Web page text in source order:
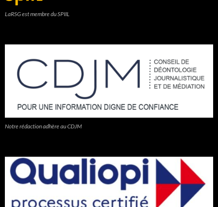
LaRSG est membre du SPIIL
Notre rédaction adhère au CDJM